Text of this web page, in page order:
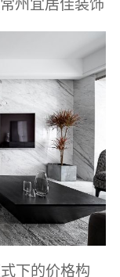
州宜居佳装饰
下的价格构